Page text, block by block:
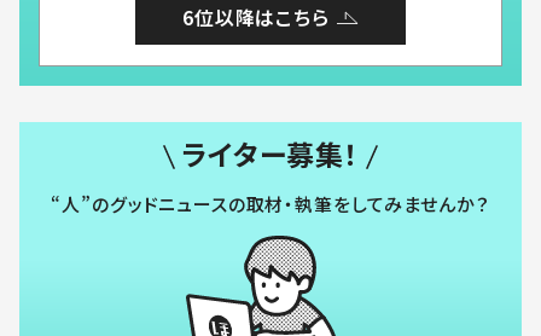
6位以降はこちら
ライター募集！
“人”のグッドニュースの取材・執筆をしてみませんか？